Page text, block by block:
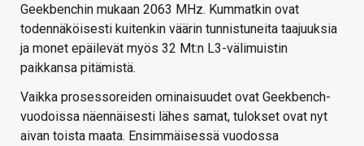
Geekbenchin mukaan 2063 MHz. Kummatkin ovat
todennäköisesti kuitenkin väärin tunnistuneita taajuuksia
ja monet epäilevät myös 32 Mt:n L3-välimuistin
paikkansa pitämistä.
Vaikka prosessoreiden ominaisuudet ovat Geekbench-
vuodoissa näennäisesti lähes samat, tulokset ovat nyt
aivan toista maata. Ensimmäisessä vuodossa